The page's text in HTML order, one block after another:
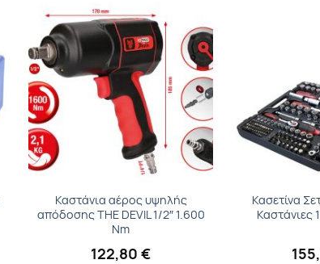
Προσθήκη
στα
Αγαπημένα
Καστάνια αέρος υψηλής
απόδοσης THE DEVIL 1/2″ 1.600
Nm
122,80 €
Κασετίνα
Καστάνιες